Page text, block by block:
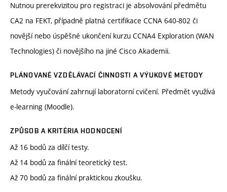
Nutnou prerekvizitou pro registraci je absolvování předmětu
CA2 na FEKT, případně platná certifikace CCNA 640-802 či
novější nebo úspěšné ukončení kurzu CCNA4 Exploration (WAN
Technologies) či novějšího na jiné Cisco Akademii.
PLÁNOVANÉ VZDĚLÁVACÍ ČINNOSTI A VÝUKOVÉ METODY
Metody vyučování zahrnují laboratorní cvičení. Předmět využívá
e-learning (Moodle).
ZPŮSOB A KRITÉRIA HODNOCENÍ
Až 16 bodů za dílčí testy.
Až 14 bodů za finální teoretický test.
Až 70 bodů za finální praktickou zkoušku.